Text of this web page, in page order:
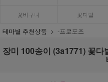
꽃바구니 꽃다발
테마별 추천상품 -프로포즈
장미 100송이 (3a1771) 꽃